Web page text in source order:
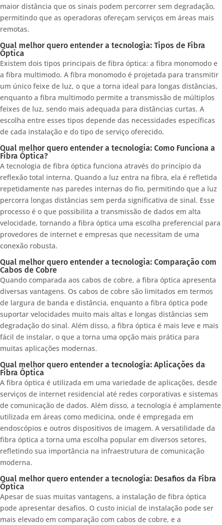
maior distância que os sinais podem percorrer sem degradação,
permitindo que as operadoras ofereçam serviços em áreas mais
remotas.
Qual melhor quero entender a tecnologia: Tipos de Fibra
Óptica
Existem dois tipos principais de fibra óptica: a fibra monomodo e
a fibra multimodo. A fibra monomodo é projetada para transmitir
um único feixe de luz, o que a torna ideal para longas distâncias,
enquanto a fibra multimodo permite a transmissão de múltiplos
feixes de luz, sendo mais adequada para distâncias curtas. A
escolha entre esses tipos depende das necessidades específicas
de cada instalação e do tipo de serviço oferecido.
Qual melhor quero entender a tecnologia: Como Funciona a
Fibra Óptica?
A tecnologia de fibra óptica funciona através do princípio da
reflexão total interna. Quando a luz entra na fibra, ela é refletida
repetidamente nas paredes internas do fio, permitindo que a luz
percorra longas distâncias sem perda significativa de sinal. Esse
processo é o que possibilita a transmissão de dados em alta
velocidade, tornando a fibra óptica uma escolha preferencial para
provedores de internet e empresas que necessitam de uma
conexão robusta.
Qual melhor quero entender a tecnologia: Comparação com
Cabos de Cobre
Quando comparada aos cabos de cobre, a fibra óptica apresenta
diversas vantagens. Os cabos de cobre são limitados em termos
de largura de banda e distância, enquanto a fibra óptica pode
suportar velocidades muito mais altas e longas distâncias sem
degradação do sinal. Além disso, a fibra óptica é mais leve e mais
fácil de instalar, o que a torna uma opção mais prática para
muitas aplicações modernas.
Qual melhor quero entender a tecnologia: Aplicações da
Fibra Óptica
A fibra óptica é utilizada em uma variedade de aplicações, desde
serviços de internet residencial até redes corporativas e sistemas
de comunicação de dados. Além disso, a tecnologia é amplamente
utilizada em áreas como medicina, onde é empregada em
endoscópios e outros dispositivos de imagem. A versatilidade da
fibra óptica a torna uma escolha popular em diversos setores,
refletindo sua importância na infraestrutura de comunicação
moderna.
Qual melhor quero entender a tecnologia: Desafios da Fibra
Óptica
Apesar de suas muitas vantagens, a instalação de fibra óptica
pode apresentar desafios. O custo inicial de instalação pode ser
mais elevado em comparação com cabos de cobre, e a